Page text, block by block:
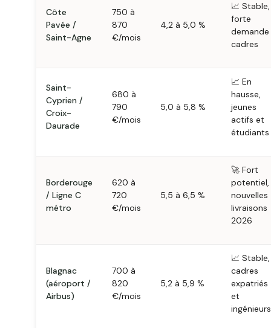
Côte
Pavée /
Saint-Agne
750 à
870
€/mois
4,2 à 5,0 %
📈 Stable,
forte
demande
cadres
Saint-
Cyprien /
Croix-
Daurade
680 à
790
€/mois
5,0 à 5,8 %
📈 En
hausse,
jeunes
actifs et
étudiants
Borderouge
/ Ligne C
métro
620 à
720
€/mois
5,5 à 6,5 %
🚀 Fort
potentiel,
nouvelles
livraisons
2026
Blagnac
(aéroport /
Airbus)
700 à
820
€/mois
5,2 à 5,9 %
📈 Stable,
cadres
expatriés
et
ingénieurs